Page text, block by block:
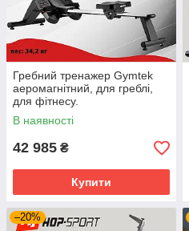
Гребний тренажер Gymtek
аеромагнітний, для греблі,
для фітнесу.
В наявності
42 985 ₴
Купити
–20%